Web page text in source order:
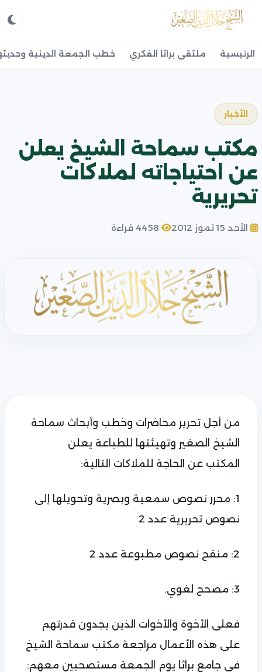
الرئيسية ملتقى براثا الفكري خطب الجمعة الدينية
الأخبار
مكتب سماحة الشيخ يعلن
عن احتياجاته لملاكات
تحريرية
الأحد 15 تموز 2012
من أجل تحرير محاضرات وخطب وأبحاث سماحة
الشيخ الصغير وتهيئتها للطباعة يعلن
المكتب عن الحاجة للملاكات التالية:
1: محرر نصوص سمعية وبصرية وتحويلها إلى
نصوص تحريرية عدد 2
2: منقح نصوص مطبوعة عدد 2
3: مصحح لغوي.
فعلى الأخوة والأخوات الذين يجدون قدرتهم
على هذه الأعمال مراجعة مكتب سماحة الشيخ
في جامع براثا يوم الجمعة مستصحبين معهم: